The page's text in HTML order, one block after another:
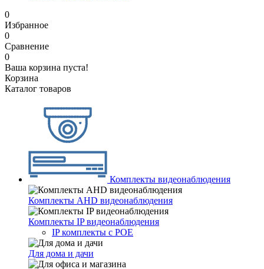
0
Избранное
0
Сравнение
0
Ваша корзина пуста!
Корзина
Каталог товаров
Комплекты видеонаблюдения
Комплекты AHD видеонаблюдения
Комплекты IP видеонаблюдения
IP комплекты с POE
Для дома и дачи